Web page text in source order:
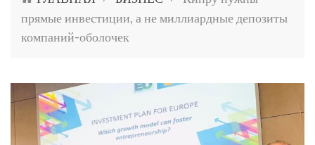
прямые инвестиции, а не миллиардные депозиты
компаний-оболочек